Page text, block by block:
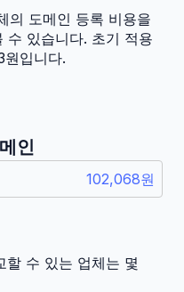
의 도메인 등록 비용을
수 있습니다. 초기 적용
원입니다.
인
102,068원
수 있는 업체는 몇